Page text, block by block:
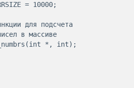
= 10000;
для подсчета
в массиве
*, int);